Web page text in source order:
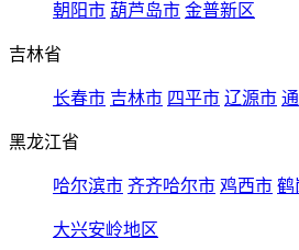
朝阳市 葫芦岛市 金普新区
吉林省
长春市 吉林市 四平市 辽源市
黑龙江省
哈尔滨市 齐齐哈尔市 鸡西市 鹤
大兴安岭地区